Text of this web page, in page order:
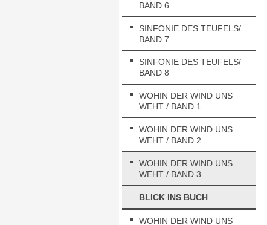
BAND 6
SINFONIE DES TEUFELS/
BAND 7
SINFONIE DES TEUFELS/
BAND 8
WOHIN DER WIND UNS
WEHT / BAND 1
WOHIN DER WIND UNS
WEHT / BAND 2
WOHIN DER WIND UNS
WEHT / BAND 3
BLICK INS BUCH
WOHIN DER WIND UNS